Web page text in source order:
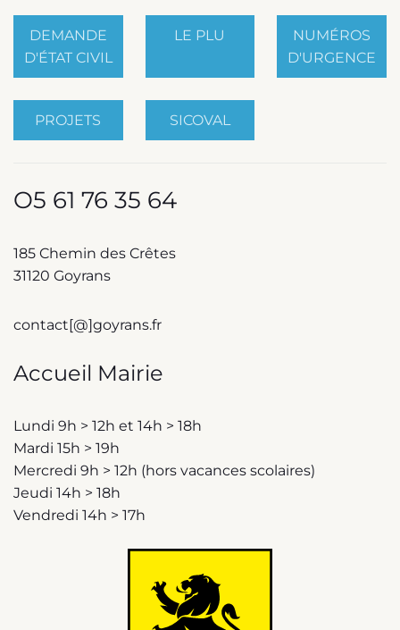
DEMANDE
D'ÉTAT CIVIL
LE PLU
NUMÉROS
D'URGENCE
PROJETS SICOVAL
O5 61 76 35 64
185 Chemin des Crêtes
31120 Goyrans
contact[@]goyrans.fr
Accueil Mairie
Lundi 9h > 12h et 14h > 18h
Mardi 15h > 19h
Mercredi 9h > 12h (hors vacances scolaires)
Jeudi 14h > 18h
Vendredi 14h > 17h